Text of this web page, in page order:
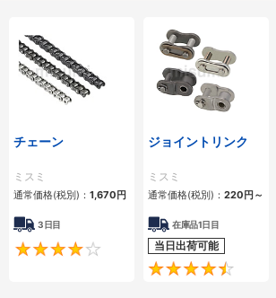
チェーン
ミスミ
通常価格(税別)： 1,670円
3日目
4.2
ジョイントリンク
ミスミ
通常価格(税別)： 220円～
在庫品1日目
当日出荷可能